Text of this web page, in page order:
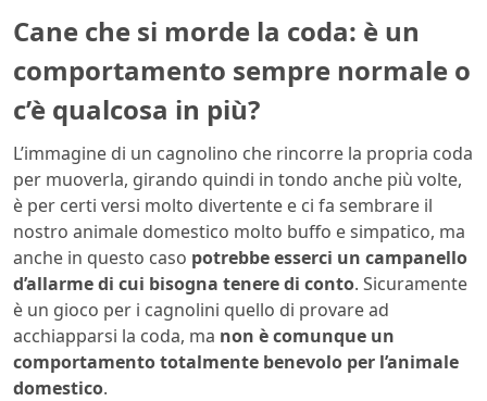
Cane che si morde la coda: è un
comportamento sempre normale o
c’è qualcosa in più?
L’immagine di un cagnolino che rincorre la propria coda
per muoverla, girando quindi in tondo anche più volte,
è per certi versi molto divertente e ci fa sembrare il
nostro animale domestico molto buffo e simpatico, ma
anche in questo caso potrebbe esserci un campanello
d’allarme di cui bisogna tenere di conto. Sicuramente
è un gioco per i cagnolini quello di provare ad
acchiapparsi la coda, ma non è comunque un
comportamento totalmente benevolo per l’animale
domestico.